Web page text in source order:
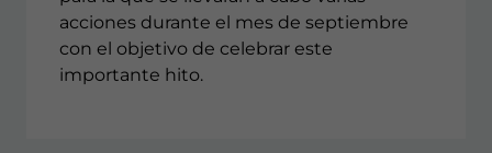
acciones durante el mes de septiembre
con el objetivo de celebrar este
importante hito.